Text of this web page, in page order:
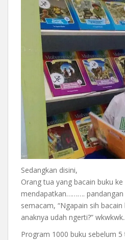
Sedangkan disini,
Orang tua yang bacain buku ke
mendapatkan………. pandangan
semacam, “Ngapain sih
anaknya udah ngerti?” wkwkwk..
Program 1000 buku sebelum 5